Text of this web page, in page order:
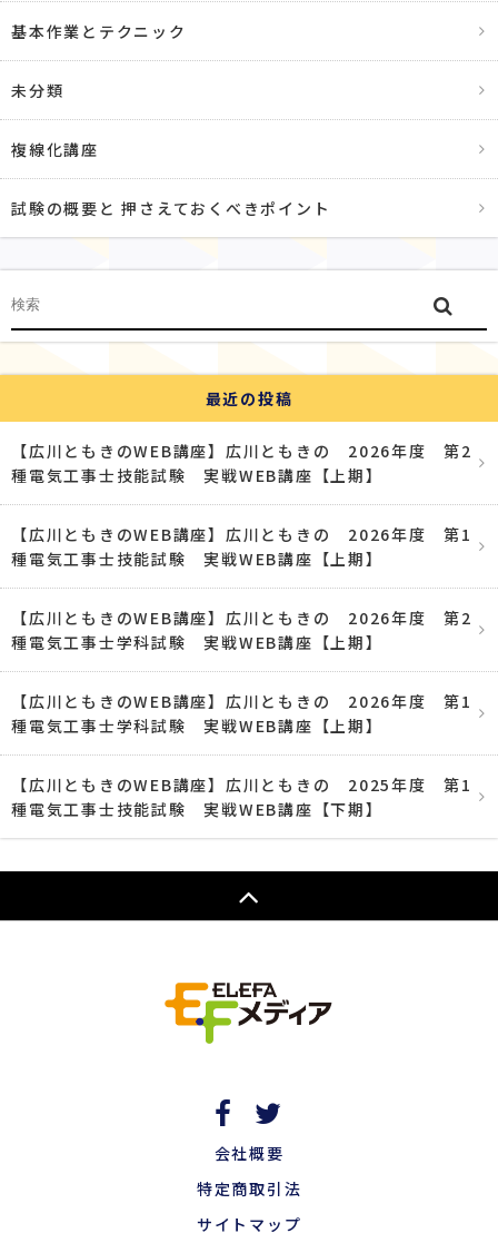
基本作業とテクニック
未分類
複線化講座
試験の概要と 押さえておくべきポイント
最近の投稿
【広川ともきのWEB講座】広川ともきの 2026年度 第2
種電気工事士技能試験 実戦WEB講座【上期】
【広川ともきのWEB講座】広川ともきの 2026年度 第1
種電気工事士技能試験 実戦WEB講座【上期】
【広川ともきのWEB講座】広川ともきの 2026年度 第2
種電気工事士学科試験 実戦WEB講座【上期】
【広川ともきのWEB講座】広川ともきの 2026年度 第1
種電気工事士学科試験 実戦WEB講座【上期】
【広川ともきのWEB講座】広川ともきの 2025年度 第1
種電気工事士技能試験 実戦WEB講座【下期】
会社概要
特定商取引法
サイトマップ